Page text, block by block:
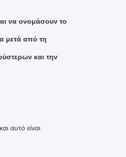
να ονομάσουν το
μετά από τη
και την
αυτό είναι